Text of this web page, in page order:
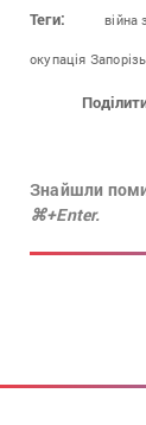
Теги: війна
окупація
Знайшли
⌘+Enter.